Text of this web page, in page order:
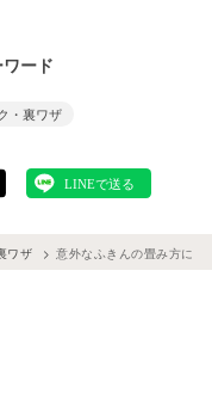
ード
・裏ワザ
ワザ 意外なふきんの畳み方に